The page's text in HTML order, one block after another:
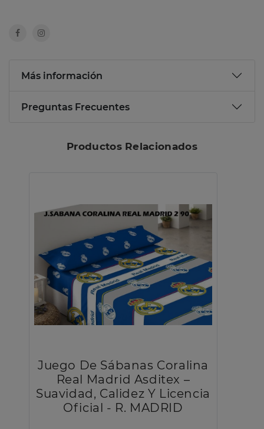
Más información
Preguntas Frecuentes
Productos Relacionados
Juego De Sábanas Coralina
Real Madrid Asditex –
Suavidad, Calidez Y Licencia
Oficial - R. MADRID